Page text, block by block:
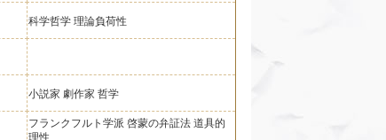
科学哲学 理論負荷性
小説家 劇作家 哲学
フランクフルト学派 啓蒙の弁証法 道具的
理性